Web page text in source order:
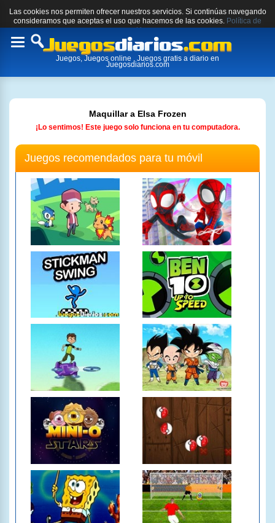
Las cookies nos permiten ofrecer nuestros servicios. Si continúas navegando
consideramos que aceptas el uso que hacemos de las cookies. Política de
cookies.
Toggle
Juegos, Juegos online , Juegos gratis a diario en
Juegosdiarios.com
Maquillar a Elsa Frozen
¡Lo sentimos! Este juego solo funciona en tu computadora.
Juegos recomendados para tu móvil